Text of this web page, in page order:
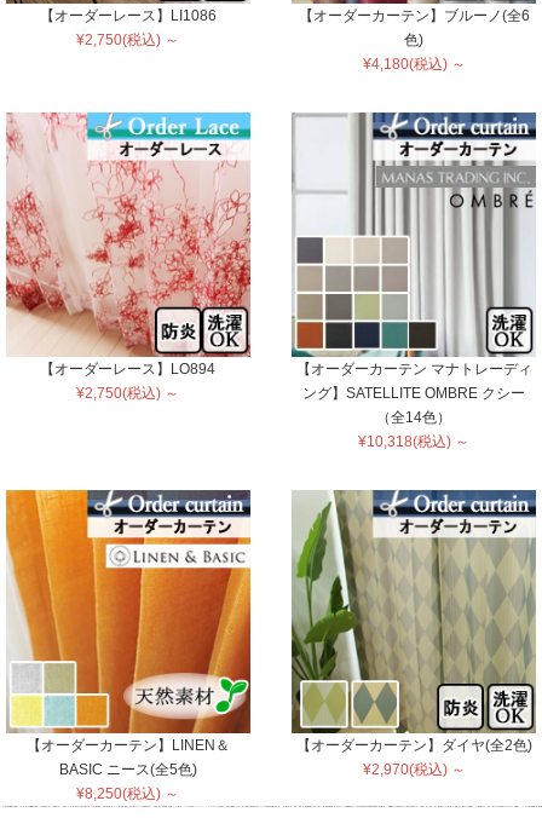
【オーダーレース】LI1086
¥2,750(税込) ～
【オーダーカーテン】ブルーノ(全6
色)
¥4,180(税込) ～
【オーダーレース】LO894
¥2,750(税込) ～
【オーダーカーテン マナトレーディ
ング】SATELLITE OMBRE クシー
（全14色）
¥10,318(税込) ～
【オーダーカーテン】LINEN＆
BASIC ニース(全5色)
¥8,250(税込) ～
【オーダーカーテン】ダイヤ(全2色)
¥2,970(税込) ～